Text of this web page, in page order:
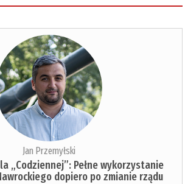
Jan Przemyłski
„Codziennej”: Pełne wykorzystanie
dopiero po zmianie rządu